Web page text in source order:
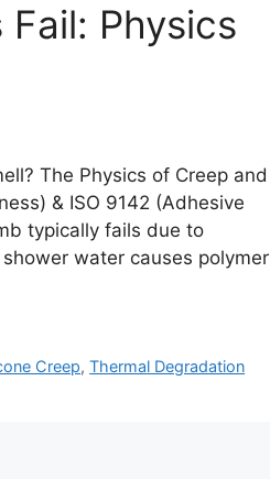
Physics
The Physics of Creep and
& ISO 9142 (Adhesive
typically fails due to
water causes polymer
Creep,Thermal Degradation